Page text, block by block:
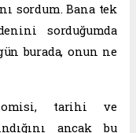
sordum. Bana tek
sorduğumda
burada, onun ne
tarihi ve
ancak bu